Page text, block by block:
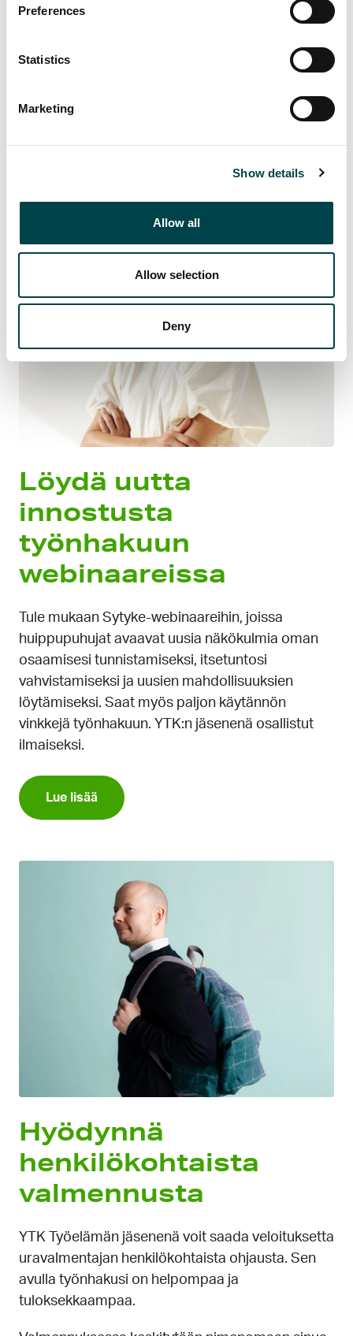
Preferences
Statistics
Marketing
Show details
Allow all
Allow selection
Deny
Näin teet vaikuttavan
Piilotyöpaikat haltuun
Löydä uutta
innostusta
työnhakuun
webinaareissa
Tule mukaan Sytyke-webinaareihin, joissa
huippupuhujat avaavat uusia näkökulmia oman
osaamisesi tunnistamiseksi, itsetuntosi
vahvistamiseksi ja uusien mahdollisuuksien
löytämiseksi. Saat myös paljon käytännön
vinkkejä työnhakuun. YTK:n jäsenenä osallistut
ilmaiseksi.
Lue lisää
Hyödynnä
henkilökohtaista
valmennusta
YTK Työelämän jäsenenä voit saada veloituksetta
uravalmentajan henkilökohtaista ohjausta. Sen
avulla työnhakusi on helpompaa ja
tuloksekkaampaa.